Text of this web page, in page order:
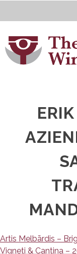
Artis Melbārdis –
Vigneti & Cantina –